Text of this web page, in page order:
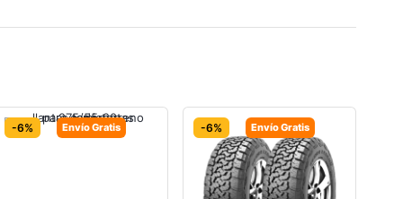
-6% Envío Gratis -6% Envío Gratis